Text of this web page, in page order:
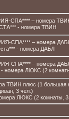
СПА**** – номера
- номера ТВИН
СПА**** – номера
- номера ДАБЛ
СПА**** – номера
- номера ЛЮКС (2
ТВИН плюс (1 большая
3 чел.)
ЛЮКС (2 комнаты, 3